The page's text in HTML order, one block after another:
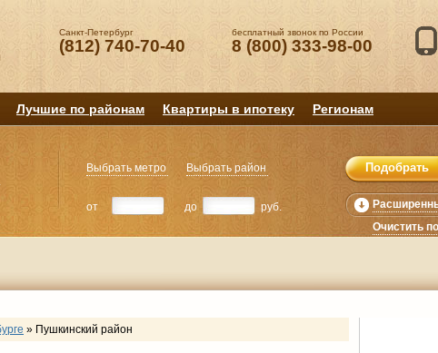
Санкт-Петербург
(812) 740-70-40
бесплатный звонок по России
8 (800) 333-98-00
Лучшие по районам Квартиры в ипотеку Регионам
Выбрать метро Выбрать район
от до руб.
Очистить
» Пушкинский район